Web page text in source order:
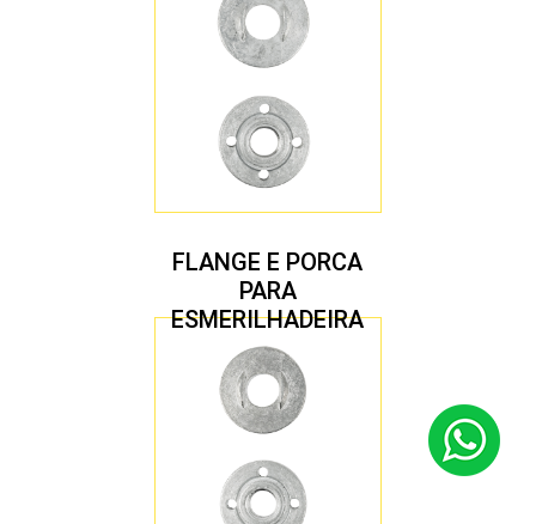
FLANGE E PORCA
PARA
ESMERILHADEIRA
4.1/2″ 22,23 MM